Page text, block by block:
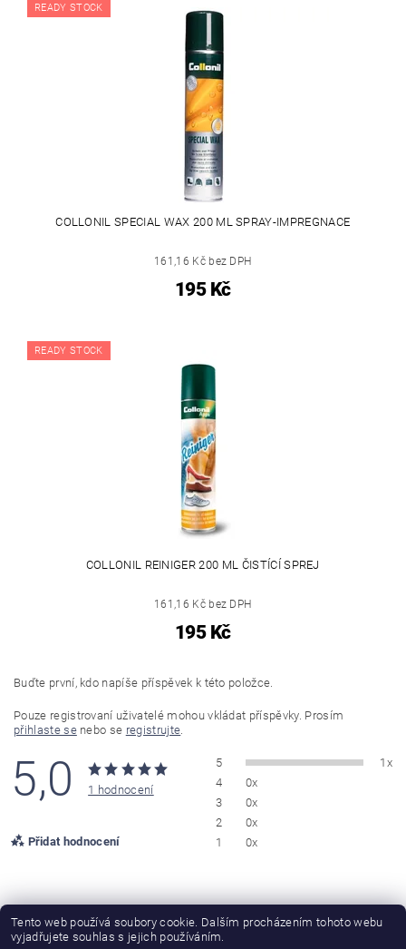
READY STOCK
COLLONIL SPECIAL WAX 200 ML SPRAY-IMPREGNACE
161,16 Kč bez DPH
195 Kč
READY STOCK
COLLONIL REINIGER 200 ML ČISTÍCÍ SPREJ
161,16 Kč bez DPH
195 Kč
Buďte první, kdo napíše příspěvek k této položce.
Pouze registrovaní uživatelé mohou vkládat příspěvky. Prosím
přihlaste senebo se registrujte
5,0 1 hodnocení
Přidat hodnocení
5
1x
4
0x
3
0x
2
0x
1
0x
JĎ
Jozef Ďuračka
|
8.9.2021
Tento web používá soubory cookie. Dalším procházením tohoto webu
vyjadřujete souhlas s jejich používáním.